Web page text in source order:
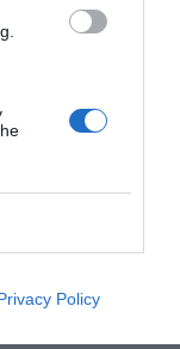
Policy
de